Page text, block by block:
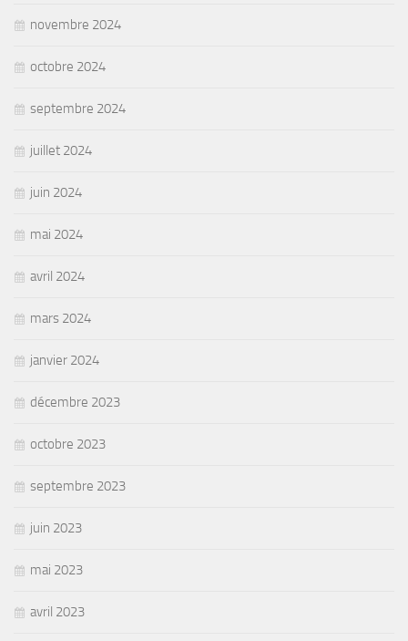
novembre 2024
octobre 2024
septembre 2024
juillet 2024
juin 2024
mai 2024
avril 2024
mars 2024
janvier 2024
décembre 2023
octobre 2023
septembre 2023
juin 2023
mai 2023
avril 2023